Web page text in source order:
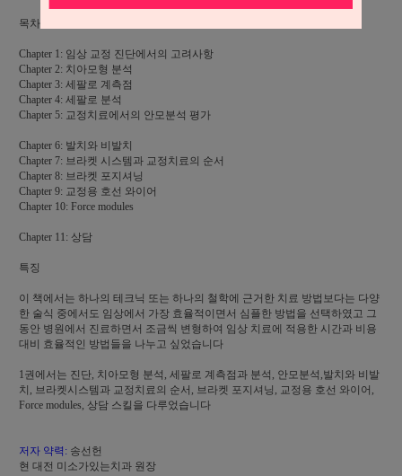
목차
Chapter 1: 임상 교정 진단에서의 고려사항
Chapter 2: 치아모형 분석
Chapter 3: 세팔로 계측점
Chapter 4: 세팔로 분석
Chapter 5: 교정치료에서의 안모분석 평가
Chapter 6: 발치와 비발치
Chapter 7: 브라켓 시스템과 교정치료의 순서
Chapter 8: 브라켓 포지셔닝
Chapter 9: 교정용 호선 와이어
Chapter 10: Force modules
Chapter 11: 상담
특징
이 책에서는 하나의 테크닉 또는 하나의 철학에 근거한 치료 방법보다는 다양
한 술식 중에서도 임상에서 가장 효율적이면서 심플한 방법을 선택하였고 그
동안 병원에서 진료하면서 조금씩 변형하여 임상 치료에 적용한 시간과 비용
대비 효율적인 방법들을 나누고 싶었습니다
1권에서는 진단, 치아모형 분석, 세팔로 계측점과 분석, 안모분석,발치와 비발
치, 브라켓시스템과 교정치료의 순서, 브라켓 포지셔닝, 교정용 호선 와이어,
Force modules, 상담 스킬을 다루었습니다
저자 약력: 송선헌
현 대전 미소가있는치과 원장